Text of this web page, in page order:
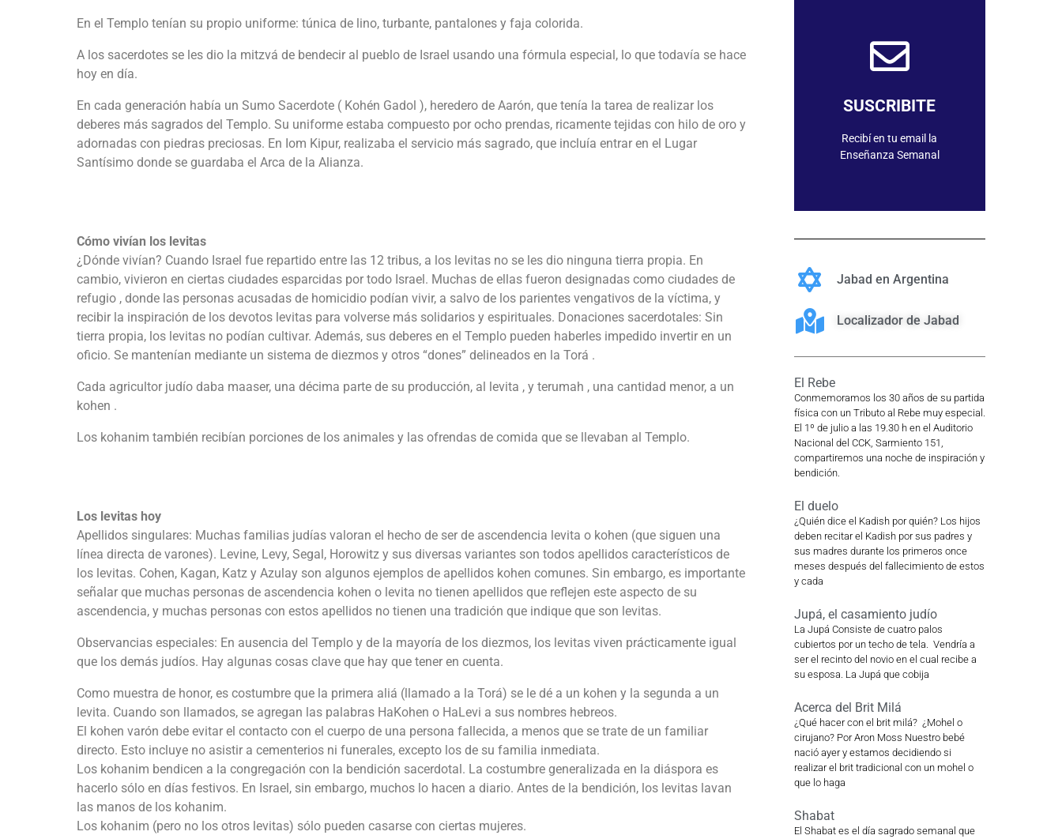
En el Templo tenían su propio uniforme: túnica de lino, turbante, pantalones y faja colorida.
A los sacerdotes se les dio la mitzvá de bendecir al pueblo de Israel usando una fórmula especial, lo que todavía se hace
hoy en día.
En cada generación había un Sumo Sacerdote ( Kohén Gadol ), heredero de Aarón, que tenía la tarea de realizar los
deberes más sagrados del Templo. Su uniforme estaba compuesto por ocho prendas, ricamente tejidas con hilo de oro y
adornadas con piedras preciosas. En Iom Kipur, realizaba el servicio más sagrado, que incluía entrar en el Lugar
Santísimo donde se guardaba el Arca de la Alianza.
Cómo vivían los levitas
¿Dónde vivían? Cuando Israel fue repartido entre las 12 tribus, a los levitas no se les dio ninguna tierra propia. En
cambio, vivieron en ciertas ciudades esparcidas por todo Israel. Muchas de ellas fueron designadas como ciudades de
refugio , donde las personas acusadas de homicidio podían vivir, a salvo de los parientes vengativos de la víctima, y ​​
recibir la inspiración de los devotos levitas para volverse más solidarios y espirituales. Donaciones sacerdotales: Sin
tierra propia, los levitas no podían cultivar. Además, sus deberes en el Templo pueden haberles impedido invertir en un
oficio. Se mantenían mediante un sistema de diezmos y otros “dones” delineados en la Torá .
Cada agricultor judío daba maaser, una décima parte de su producción, al levita , y terumah , una cantidad menor, a un
kohen .
Los kohanim también recibían porciones de los animales y las ofrendas de comida que se llevaban al Templo.
Los levitas hoy
Apellidos singulares: Muchas familias judías valoran el hecho de ser de ascendencia levita o kohen (que siguen una
línea directa de varones). Levine, Levy, Segal, Horowitz y sus diversas variantes son todos apellidos característicos de
los levitas. Cohen, Kagan, Katz y Azulay son algunos ejemplos de apellidos kohen comunes. Sin embargo, es importante
señalar que muchas personas de ascendencia kohen o levita no tienen apellidos que reflejen este aspecto de su
ascendencia, y muchas personas con estos apellidos no tienen una tradición que indique que son levitas.
Observancias especiales: En ausencia del Templo y de la mayoría de los diezmos, los levitas viven prácticamente igual
que los demás judíos. Hay algunas cosas clave que hay que tener en cuenta.
Como muestra de honor, es costumbre que la primera aliá (llamado a la Torá) se le dé a un kohen y la segunda a un
levita. Cuando son llamados, se agregan las palabras HaKohen o HaLevi a sus nombres hebreos.
El kohen varón debe evitar el contacto con el cuerpo de una persona fallecida, a menos que se trate de un familiar
directo. Esto incluye no asistir a cementerios ni funerales, excepto los de su familia inmediata.
Los kohanim bendicen a la congregación con la bendición sacerdotal. La costumbre generalizada en la diáspora es
hacerlo sólo en días festivos. En Israel, sin embargo, muchos lo hacen a diario. Antes de la bendición, los levitas lavan
las manos de los kohanim.
Los kohanim (pero no los otros levitas) sólo pueden casarse con ciertas mujeres.
SUSCRIBITE
Recibí en tu email la
Enseñanza Semanal
SUSCRIBIRME
Jabad en Argentina
Localizador de Jabad
El Rebe
Conmemoramos los 30 años de su partida
física con un Tributo al Rebe muy especial.
El 1º de julio a las 19.30 h en el Auditorio
Nacional del CCK, Sarmiento 151,
compartiremos una noche de inspiración y
bendición.
El duelo
¿Quién dice el Kadish por quién? Los hijos
deben recitar el Kadish por sus padres y
sus madres durante los primeros once
meses después del fallecimiento de estos
y cada
Jupá, el casamiento judío
La Jupá Consiste de cuatro palos
cubiertos por un techo de tela. Vendría a
ser el recinto del novio en el cual recibe a
su esposa. La Jupá que cobija
Acerca del Brit Milá
¿Qué hacer con el brit milá? ¿Mohel o
cirujano? Por Aron Moss Nuestro bebé
nació ayer y estamos decidiendo si
realizar el brit tradicional con un mohel o
que lo haga
Shabat
El Shabat es el día sagrado semanal que